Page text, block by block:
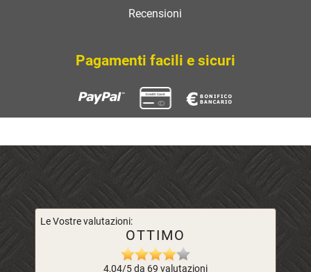
Recensioni
Pagamenti facili e sicuri
Le Vostre valutazioni:
OTTIMO
4,04/5 da 69 valutazioni